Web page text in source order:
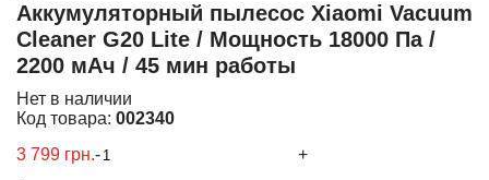
Аккумуляторный пылесос Xiaomi Vacuum
Cleaner G20 Lite / Мощность 18000 Па /
2200 мАч / 45 мин работы
Нет в наличии
Код товара: 002340
3 799 грн.-
+